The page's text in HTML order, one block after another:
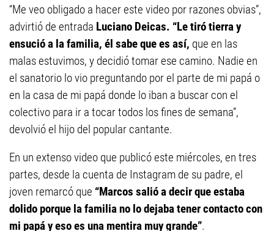
“Me veo obligado a hacer este video por razones obvias”,
advirtió de entrada Luciano Deicas. “Le tiró tierra y
ensució a la familia, él sabe que es así, que en las
malas estuvimos, y decidió tomar ese camino. Nadie en
el sanatorio lo vio preguntando por el parte de mi papá o
en la casa de mi papá donde lo iban a buscar con el
colectivo para ir a tocar todos los fines de semana”,
devolvió el hijo del popular cantante.
En un extenso video que publicó este miércoles, en tres
partes, desde la cuenta de Instagram de su padre, el
joven remarcó que “Marcos salió a decir que estaba
dolido porque la familia no lo dejaba tener contacto con
mi papá y eso es una mentira muy grande”.